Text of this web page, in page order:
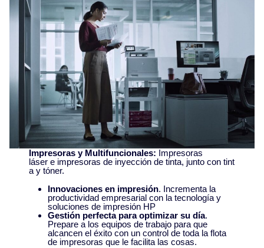
Impresoras y Multifuncionales: Impresoras
láser e impresoras de inyección de tinta, junto con tint
a y tóner.
Innovaciones en impresión. Incrementa la
productividad empresarial con la tecnología y
soluciones de impresión HP
Gestión perfecta para optimizar su día.
Prepare a los equipos de trabajo para que
alcancen el éxito con un control de toda la flota
de impresoras que le facilita las cosas.